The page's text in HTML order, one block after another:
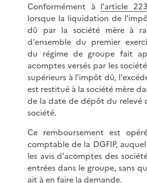
Conformément à l'article
lorsque la liquidation de
dû par la société mère à
d'ensemble du premier
du régime de groupe fait
acomptes versés par les
supérieurs à l'impôt dû,
est restitué à la société mère
de la date de dépôt du relevé
société.
Ce remboursement est
comptable de la DGFIP,
les avis d'acomptes des
entrées dans le groupe, sans
ait à en faire la demande.